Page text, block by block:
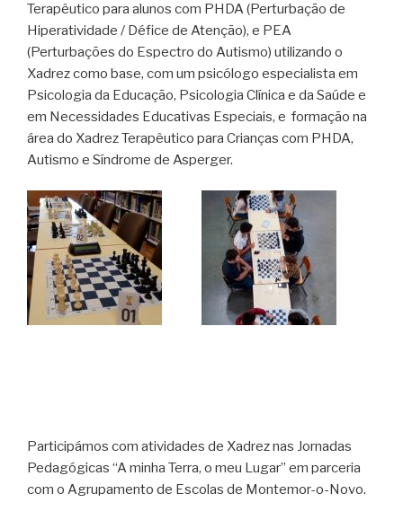
Terapêutico para alunos com PHDA (Perturbação de
Hiperatividade / Défice de Atenção), e PEA
(Perturbações do Espectro do Autismo) utilizando o
Xadrez como base, com um psicólogo especialista em
Psicologia da Educação, Psicologia Clínica e da Saúde e
em Necessidades Educativas Especiais, e formação na
área do Xadrez Terapêutico para Crianças com PHDA,
Autismo e Síndrome de Asperger.
Participámos com atividades de Xadrez nas Jornadas
Pedagógicas “A minha Terra, o meu Lugar” em parceria
com o Agrupamento de Escolas de Montemor-o-Novo.